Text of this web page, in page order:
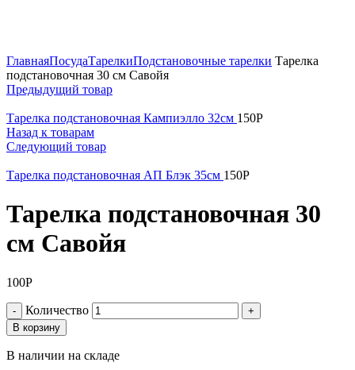
ГлавнаяПосудаТарелкиПодстановочные тарелки Тарелка
подстановочная 30 см Савойя
Предыдущий товар
Тарелка подстановочная Кампиэлло 32см 150Р
Назад к товарам
Следующий товар
Тарелка подстановочная АП Блэк 35см 150Р
Тарелка подстановочная 30
см Савойя
100Р
Количество
В корзину
В наличии на складе